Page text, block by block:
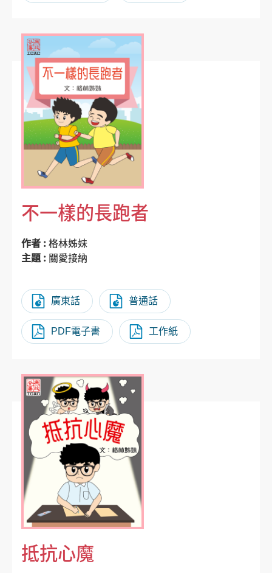
不一樣的長跑者
作者 :格林姊妹
主題 : 關愛接納
廣東話 普通話
PDF電子書 工作紙
抵抗心魔